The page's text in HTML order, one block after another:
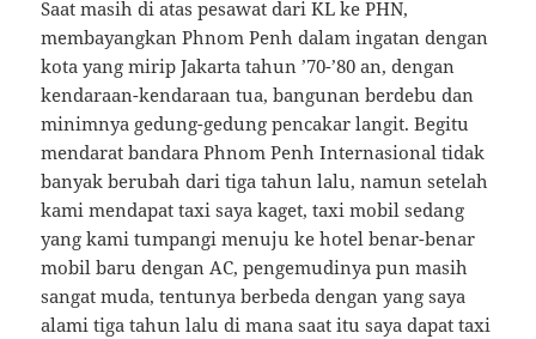
Saat masih di atas pesawat dari KL ke PHN,
membayangkan Phnom Penh dalam ingatan dengan
kota yang mirip Jakarta tahun ’70-’80 an, dengan
kendaraan-kendaraan tua, bangunan berdebu dan
minimnya gedung-gedung pencakar langit. Begitu
mendarat bandara Phnom Penh Internasional tidak
banyak berubah dari tiga tahun lalu, namun setelah
kami mendapat taxi saya kaget, taxi mobil sedang
yang kami tumpangi menuju ke hotel benar-benar
mobil baru dengan AC, pengemudinya pun masih
sangat muda, tentunya berbeda dengan yang saya
alami tiga tahun lalu di mana saat itu saya dapat taxi